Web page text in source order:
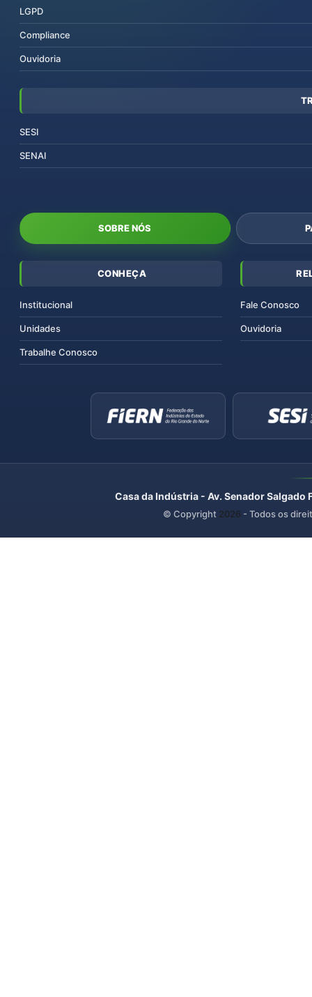
LGPD
Compliance
Ouvidoria
SESI
SENAI
SOBRE NÓS
CONHEÇA
Institucional
Unidades
Trabalhe Conosco
Fale Conosco
Ouvidoria
Casa da Indústria - Av. Senador
© Copyright 2026 - Todos os